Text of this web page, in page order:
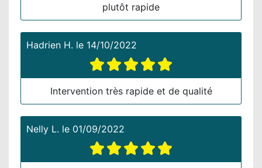
plutôt rapide
Hadrien H. le 14/10/2022
Intervention très rapide et de qualité
Nelly L. le 01/09/2022